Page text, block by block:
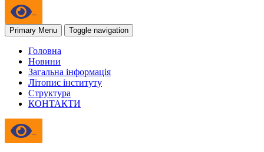
Primary Menu Toggle navigation
Головна
Новини
Загальна інформація
Літопис інституту
Структура
КОНТАКТИ